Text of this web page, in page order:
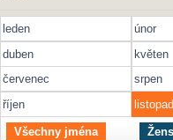
leden únor
duben
květen
červenec
srpen
říjen
listopad
Všechny jména